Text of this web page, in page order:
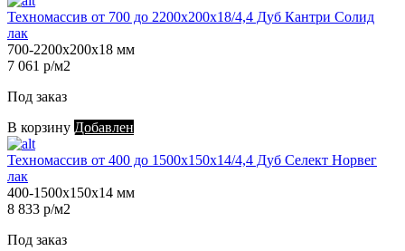
Техномассив от 700 до 2200х200х18/4,4 Дуб Кантри Солид
лак
700-2200х200х18 мм
7 061 р/м2
Под заказ
В корзину Добавлен
Техномассив от 400 до 1500х150х14/4,4 Дуб Селект Норвег
лак
400-1500х150х14 мм
8 833 р/м2
Под заказ